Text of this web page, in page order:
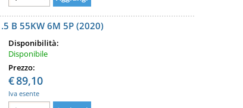
B 55KW 6M 5P (2020)
Disponibilità:
Disponibile
Prezzo:
€89,10
Iva esente